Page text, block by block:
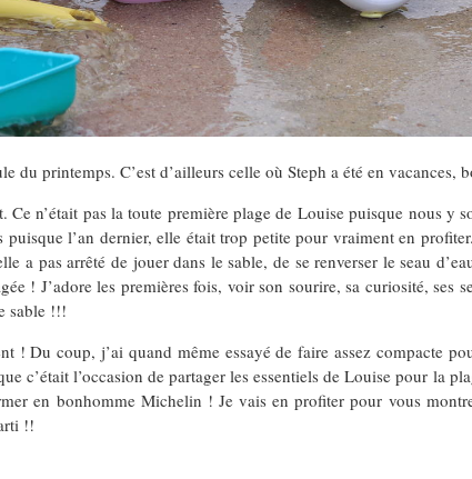
printemps. C’est d’ailleurs celle où Steph a été en vacances,
n’était pas la toute première plage de Louise puisque nous y
l’an dernier, elle était trop petite pour vraiment en
pas arrêté de jouer dans le sable, de se renverser le seau
! J’adore les premières fois, voir son sourire, sa curiosité, ses
sable !!!
! Du coup, j’ai quand même essayé de faire assez compacte
c’était l’occasion de partager les essentiels de Louise pour la
en bonhomme Michelin ! Je vais en profiter pour vous
!!